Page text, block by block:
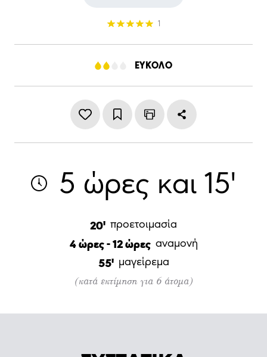
1
ΕΥΚΟΛΟ
5 ώρες και 15'
20' προετοιμασία
4 ώρες - 12 ώρες αναμονή
55' μαγείρεμα
(κατά εκτίμηση για 6 άτομα)